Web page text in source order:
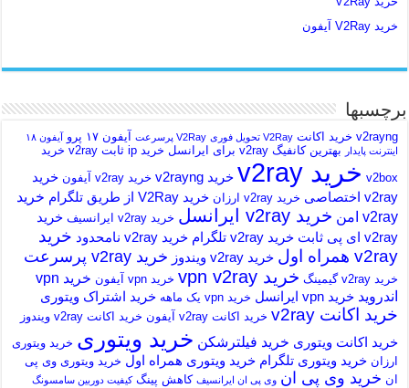
خرید V2Ray آیفون
برچسبها
v2rayng خرید اکانت V2Ray تحویل فوری V2Ray پرسرعت آیفون ۱۷ پرو
آیفون ۱۸
اینترنت پایدار
بهترین کانفیگ v2ray برای ایرانسل خرید ip ثابت v2ray
خرید
v2box خرید v2ray خرید v2rayng خرید v2ray آیفون
خرید
v2ray اختصاصی
خرید v2ray ارزان خرید V2Ray از طریق تلگرام
خرید
v2ray امن
خرید v2ray ایرانسل خرید v2ray ایرانسیف
خرید
v2ray ای پی ثابت
خرید v2ray تلگرام خرید v2ray نامحدود
خرید
v2ray همراه اول
خرید v2ray ویندوز خرید v2ray پرسرعت
خرید v2ray گیمینگ خرید vpn v2ray خرید vpn آیفون
خرید vpn
اندروید خرید vpn ایرانسل خرید vpn یک ماهه خرید اشتراک ویتوری
خرید اکانت v2ray خرید اکانت v2ray آیفون خرید اکانت v2ray ویندوز
خرید اکانت ویتوری خرید فیلترشکن خرید ویتوری خرید ویتوری
ارزان خرید ویتوری تلگرام خرید ویتوری همراه اول خرید ویتوری وی پی
ان خرید وی پی ان وی پی ان ایرانسیف کاهش پینگ کیفیت دوربین سامسونگ